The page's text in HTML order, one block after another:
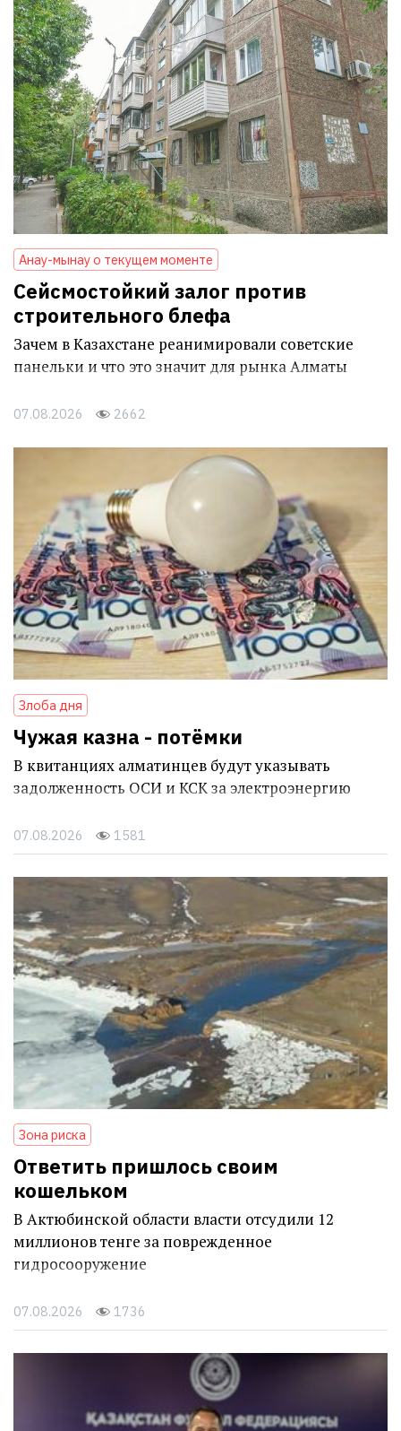
Анау-мынау о текущем моменте
Сейсмостойкий залог против
строительного блефа
Зачем в Казахстане реанимировали советские
панельки и что это значит для рынка Алматы
07.08.2026 2662
Злоба дня
Чужая казна - потёмки
В квитанциях алматинцев будут указывать
задолженность ОСИ и КСК за электроэнергию
07.08.2026 1581
Зона риска
Ответить пришлось своим
кошельком
В Актюбинской области власти отсудили 12
миллионов тенге за поврежденное
гидросооружение
07.08.2026 1736